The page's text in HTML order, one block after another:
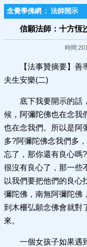
念覺學佛網 : 法師開示
信願法師：十方恆
時間
【法事贊摘要】
夫生安樂(二)
底下我要開示的話
候，阿彌陀佛也在念我
也在念我們。所以是阿
多?阿彌陀佛念我們多
忘了，那你還有良心嗎
很沒有良心了，那一些
以我們要把他們的良心
彌陀佛，南無阿彌陀佛
到木柵弘願念佛會就對
來。
一個女孩子如果遇